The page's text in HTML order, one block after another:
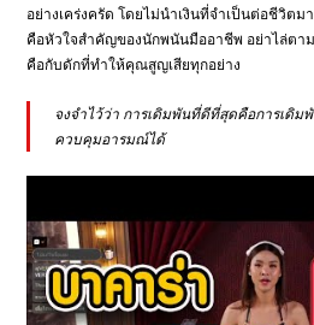
อย่างเคร่งครัด โดยไม่นำเงินที่จำเป็นต่อชีวิตม
คือหัวใจสำคัญของนักพนันมืออาชีพ อย่าไล่ตา
คือกับดักที่ทำให้คุณสูญเสียทุกอย่าง
จงจำไว้ว่า การเดิมพันที่ดีที่สุดคือการเดิ
ควบคุมอารมณ์ได้